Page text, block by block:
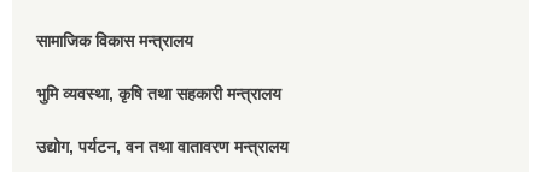
सामाजिक विकास मन्त्रालय
भुमि व्यवस्था, कृषि तथा सहकारी मन्त्रालय
उद्योग, पर्यटन, वन तथा वातावरण मन्त्रालय